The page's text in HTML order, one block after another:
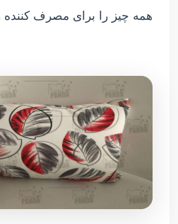
همه چیز را برای مصرف